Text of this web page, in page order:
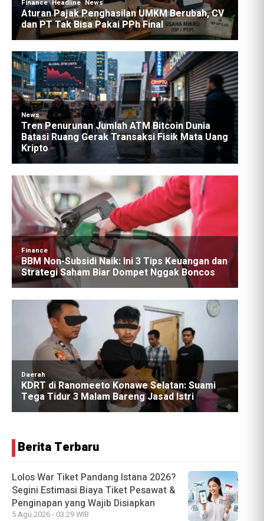
Berita Terbaru
Lolos War Tiket Pandang Istana 2026?
Segini Estimasi Biaya Tiket Pesawat &
Penginapan yang Wajib Disiapkan
5 Agu 2026 - 03:29 WIB